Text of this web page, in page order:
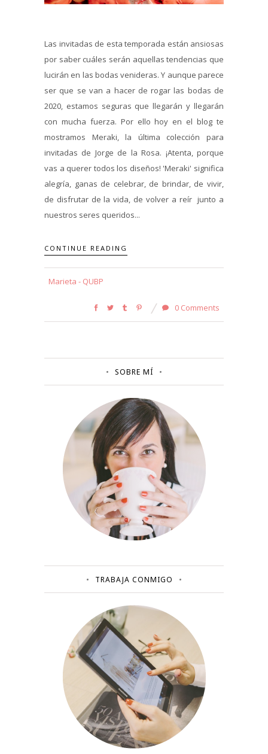
Las invitadas de esta temporada están ansiosas
por saber cuáles serán aquellas tendencias que
lucirán en las bodas venideras. Y aunque parece
ser que se van a hacer de rogar las bodas de
2020, estamos seguras que llegarán y llegarán
con mucha fuerza. Por ello hoy en el blog te
mostramos Meraki, la última colección para
invitadas de Jorge de la Rosa. ¡Atenta, porque
vas a querer todos los diseños! 'Meraki' significa
alegría, ganas de celebrar, de brindar, de vivir,
de disfrutar de la vida, de volver a reír junto a
nuestros seres queridos...
CONTINUE READING
Marieta - QUBP
0 Comments
SOBRE MÍ
TRABAJA CONMIGO